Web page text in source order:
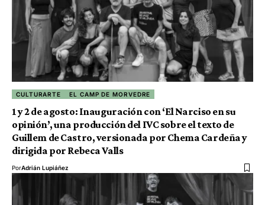
CULTURARTE EL CAMP DE MORVEDRE
1 y 2 de agosto: Inauguración con ‘El Narciso en su
opinión’, una producción del IVC sobre el texto de
Guillem de Castro, versionada por Chema Cardeña y
dirigida por Rebeca Valls
PorAdrián Lupiáñez